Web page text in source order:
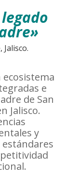
Jalisco.
e
de San
Jalisco.
y